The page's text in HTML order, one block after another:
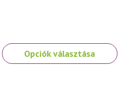
Opciók választása
Ennek
a